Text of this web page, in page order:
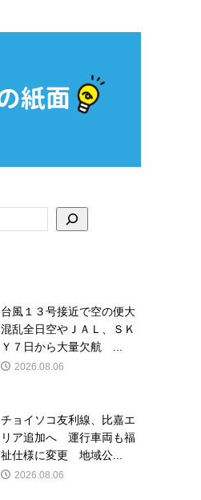
台風１３号接近で空の便大
混乱全日空やＪＡＬ、ＳＫ
Ｙ７日から大量欠航 ...
2026.08.06
チョイソコ友利線、比嘉エ
リア追加へ 運行車両も福
祉仕様に変更 地域公...
2026.08.06